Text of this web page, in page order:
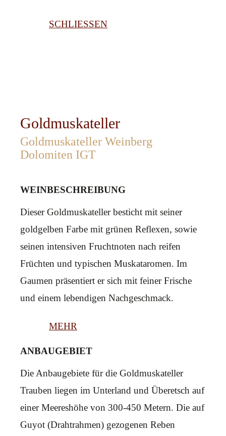
SCHLIESSEN
Goldmuskateller
Goldmuskateller Weinberg
Dolomiten IGT
WEINBESCHREIBUNG
Dieser Goldmuskateller besticht mit seiner
goldgelben Farbe mit grünen Reflexen, sowie
seinen intensiven Fruchtnoten nach reifen
Früchten und typischen Muskataromen. Im
Gaumen präsentiert er sich mit feiner Frische
und einem lebendigen Nachgeschmack.
MEHR
ANBAUGEBIET
Die Anbaugebiete für die Goldmuskateller
Trauben liegen im Unterland und Überetsch auf
einer Meereshöhe von 300-450 Metern. Die auf
Guyot (Drahtrahmen) gezogenen Reben